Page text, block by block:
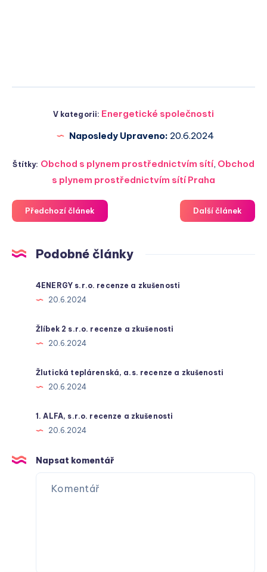
V kategorii: Energetické společnosti
Naposledy Upraveno: 20.6.2024
Štítky: Obchod s plynem prostřednictvím sítí, Obchod
s plynem prostřednictvím sítí Praha
Předchozí článek Další článek
Podobné články
4ENERGY s.r.o. recenze a zkušenosti
20.6.2024
Žlíbek 2 s.r.o. recenze a zkušenosti
20.6.2024
Žlutická teplárenská, a.s. recenze a zkušenosti
20.6.2024
1. ALFA, s.r.o. recenze a zkušenosti
20.6.2024
Napsat komentář